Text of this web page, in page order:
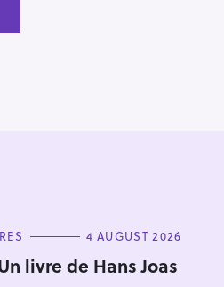
4 AUGUST 2026
livre de Hans Joas